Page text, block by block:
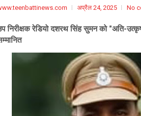
अप्रैल 24, 2025 No
निरीक्षक रेडियो दशरथ सिंह सुमन को "अति-